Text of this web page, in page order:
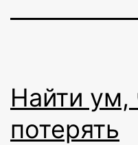
Найти ум,
потерять